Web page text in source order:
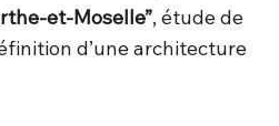
et-Moselle”, étude de
d’une architecture